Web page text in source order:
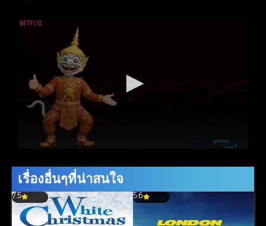
เรื่องอื่นๆที่น่าสนใจ
7.5 5.6